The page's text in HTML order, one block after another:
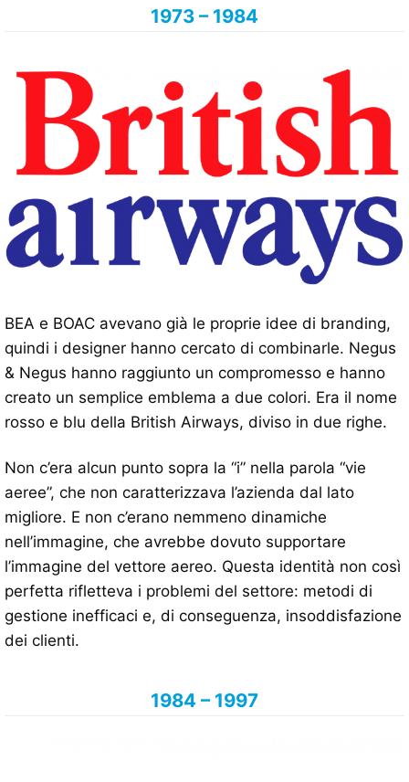
1973 – 1984
BEA e BOAC avevano già le proprie idee di branding,
quindi i designer hanno cercato di combinarle. Negus
& Negus hanno raggiunto un compromesso e hanno
creato un semplice emblema a due colori. Era il nome
rosso e blu della British Airways, diviso in due righe.
Non c’era alcun punto sopra la “i” nella parola “vie
aeree”, che non caratterizzava l’azienda dal lato
migliore. E non c’erano nemmeno dinamiche
nell’immagine, che avrebbe dovuto supportare
l’immagine del vettore aereo. Questa identità non così
perfetta rifletteva i problemi del settore: metodi di
gestione inefficaci e, di conseguenza, insoddisfazione
dei clienti.
1984 – 1997